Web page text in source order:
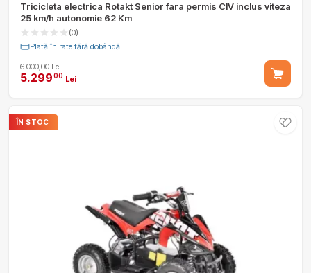
Tricicleta electrica Rotakt Senior fara permis CIV inclus viteza
25 km/h autonomie 62 Km
(0)
Plată în rate fără dobândă
6.000,00 Lei
5.29900 Lei
ÎN STOC